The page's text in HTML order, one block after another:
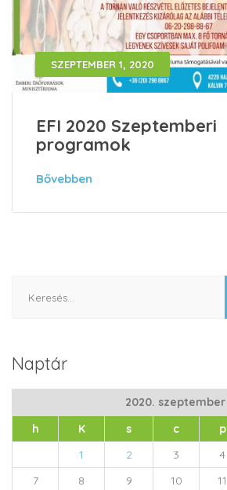
SZEPTEMBER 1, 2020
EFI 2020 Szeptemberi
programok
Bővebben
Naptár
2020. szeptember
h
K s c p
1
2 3 4
7
8 9 10 11